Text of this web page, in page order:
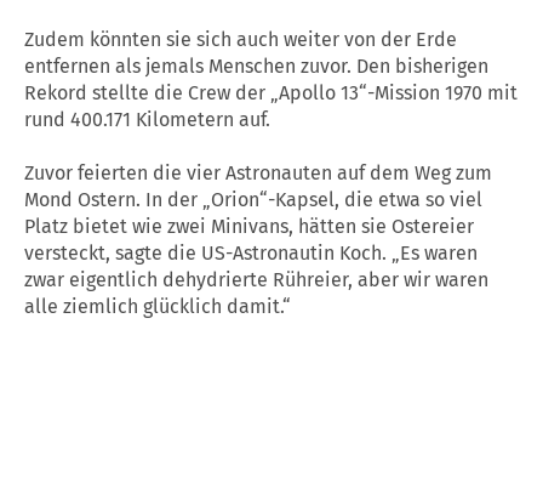
Zudem könnten sie sich auch weiter von der Erde
entfernen als jemals Menschen zuvor. Den bisherigen
Rekord stellte die Crew der „Apollo 13“-Mission 1970 mit
rund 400.171 Kilometern auf.
Zuvor feierten die vier Astronauten auf dem Weg zum
Mond Ostern. In der „Orion“-Kapsel, die etwa so viel
Platz bietet wie zwei Minivans, hätten sie Ostereier
versteckt, sagte die US-Astronautin Koch. „Es waren
zwar eigentlich dehydrierte Rühreier, aber wir waren
alle ziemlich glücklich damit.“